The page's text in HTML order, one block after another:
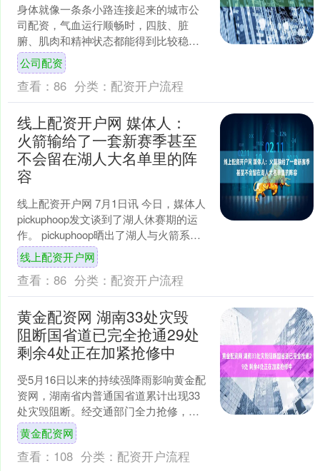
身体就像一条条小路连接起来的城市公
司配资，气血运行顺畅时，四肢、脏
腑、肌肉和精神状态都能得到比较稳定
的滋养。可一旦“路上堵了”，人就容易感
觉这里不舒服、那里也别....
公司配资
查看： 86 分类： 配资开户流程
线上配资开户网 媒体人：
火箭输给了一套新赛季甚至
不会留在湖人大名单里的阵
容
线上配资开户网 7月1日讯 今日，媒体人
pickuphoop发文谈到了湖人休赛期的运
作。 pickuphoop晒出了湖人与火箭系列
赛G1的首发阵容，并写道：“火....
线上配资开户网
查看： 86 分类： 配资开户流程
黄金配资网 湖南33处灾毁
阻断国省道已完全抢通29处
剩余4处正在加紧抢修中
受5月16日以来的持续强降雨影响黄金配
资网，湖南省内普通国省道累计出现33
处灾毁阻断。经交通部门全力抢修，截
至5月26日，已有29处成功抢通，现场无
人员被困、无....
黄金配资网
查看： 108 分类： 配资开户流程